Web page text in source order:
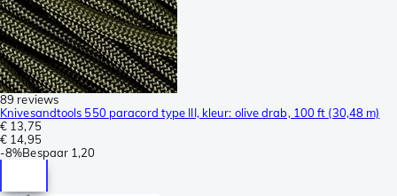
89 reviews
Knivesandtools 550 paracord type III, kleur: olive drab, 100 ft (30,48 m)
€ 13,75
€ 14,95
-8%Bespaar 1,20